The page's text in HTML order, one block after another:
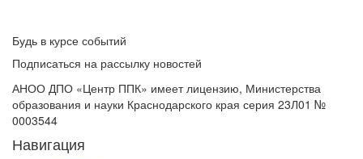
Будь в курсе событий
Подписаться на рассылку новостей
АНОО ДПО «Центр ППК» имеет лицензию, Министерства
образования и науки Краснодарского края серия 23Л01 №
0003544
Навигация